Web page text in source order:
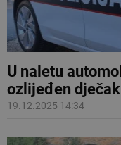
U naletu
ozlijeđen dječak
19.12.2025 14:34